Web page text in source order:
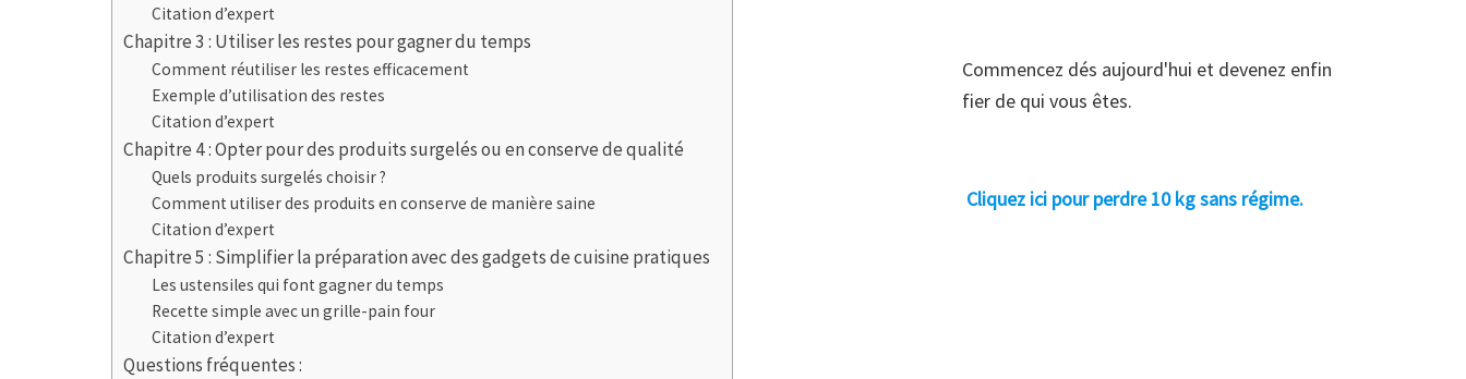
Citation d’expert
Chapitre 3 : Utiliser les restes pour gagner du temps
Comment réutiliser les restes efficacement
Exemple d’utilisation des restes
Citation d’expert
Chapitre 4 : Opter pour des produits surgelés ou en conserve de qualité
Quels produits surgelés choisir ?
Comment utiliser des produits en conserve de manière saine
Citation d’expert
Chapitre 5 : Simplifier la préparation avec des gadgets de cuisine pratiques
Les ustensiles qui font gagner du temps
Recette simple avec un grille-pain four
Citation d’expert
Questions fréquentes :
Commencez dés aujourd'hui et devenez enfin
fier de qui vous êtes.
Cliquez ici pour perdre 10 kg sans régime.